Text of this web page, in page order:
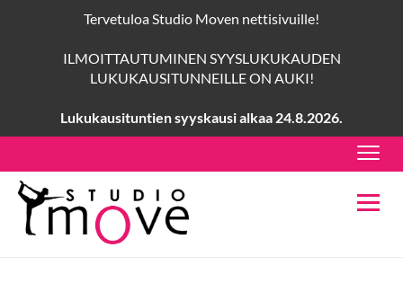
Tervetuloa Studio Moven nettisivuille!
ILMOITTAUTUMINEN SYYSLUKUKAUDEN
LUKUKAUSITUNNEILLE ON AUKI!
Lukukausituntien syyskausi alkaa 24.8.2026.